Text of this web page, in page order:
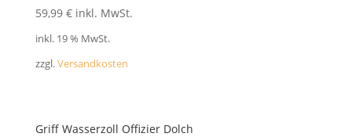
FAQ
59,99 € inkl. MwSt.
inkl. 19 % MwSt.
zzgl.Versandkosten
Griff Wasserzoll Offizier Dolch